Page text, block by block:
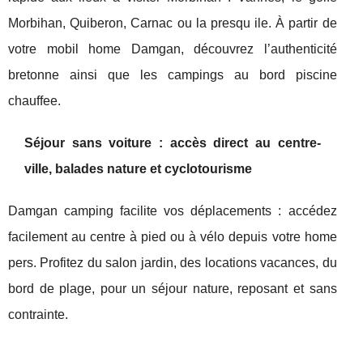
Morbihan, Quiberon, Carnac ou la presqu ile. À partir de
votre mobil home Damgan, découvrez l’authenticité
bretonne ainsi que les campings au bord piscine
chauffee.
Séjour sans voiture : accès direct au centre-
ville, balades nature et cyclotourisme
Damgan camping facilite vos déplacements : accédez
facilement au centre à pied ou à vélo depuis votre home
pers. Profitez du salon jardin, des locations vacances, du
bord de plage, pour un séjour nature, reposant et sans
contrainte.